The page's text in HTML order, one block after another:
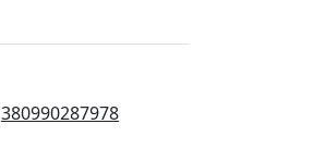
380990287978